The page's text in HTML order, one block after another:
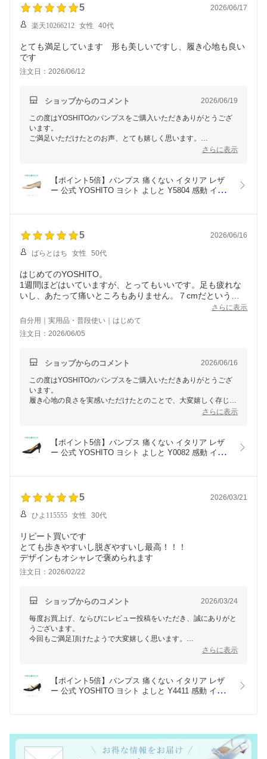
5 2026/06/17
楽天10266212 女性 40代
とても満足しています 形も美しいですし、履き心地も良い
です
注文日：2026/06/12
ショップからのコメント 2026/06/19
この度はYOSHITOのパンプスをご購入いただきありがとうござ
います。
ご満足いただけたとのお声、とても嬉しく思います。
形の美しさや履き心地をお気に召していただけて幸いです。
今後ともYOSHITOをどうぞよろしくお願いいたします。
さらに表示
【ポイント5倍】パンプス 痛くない イタリア レザ
ー 公式 YOSHITO ヨシト よしと Y5804 感動 イン
5 2026/06/16
ばらとはち 女性 50代
はじめてのYOSHITO。
1週間ほどはいていますが、とってもいいです。足も疲れな
いし、あたって痛いところもありません。７cmだというこ
他の色やデザインも物色中です。
ちなみに週５・仕事中に履いています。
さらに表示
自分用｜実用品・普段使い｜はじめて
注文日：2026/06/05
ショップからのコメント 2026/06/16
この度はYOSHITOのパンプスをご購入いただきありがとうござ
います。
履き心地の良さを実感いただけたとのことで、大変嬉しく存じま
うございます。
ぜひまたのご利用を心よりお待ちしております。
さらに表示
【ポイント5倍】パンプス 痛くない イタリア レザ
ー 公式 YOSHITO ヨシト よしと Y0082 感動 イン
5 2026/03/21
ひよ115555 女性 30代
リピート買いです
とても歩きやすいし脱ぎやすいし最高！！！
注文日：2026/02/22
ショップからのコメント 2026/03/24
毎度お買上げ、ならびにレビュー投稿をいただき、誠にありがと
うございます。
今回もご満足頂けたようで大変嬉しく思います。
今後もお気に入りの一足としてご愛用いただけましたら幸いで
たします。
さらに表示
【ポイント5倍】パンプス 痛くない イタリア レザ
ー 公式 YOSHITO ヨシト よしと Y4411 感動 イン